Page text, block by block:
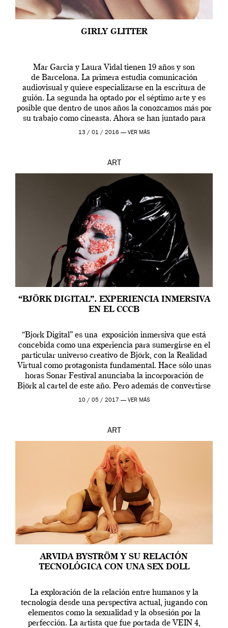
GIRLY GLITTER
Mar Garcia y Laura Vidal tienen 19 años y son
de Barcelona. La primera estudia comunicación
audiovisual y quiere especializarse en la escritura de
guión. La segunda ha optado por el séptimo arte y es
posible que dentro de unos años la conozcamos más por
su trabajo como cineasta. Ahora se han juntado para
contarnos una […]
13 / 01 / 2016 — VER MÁS
ART
“BJÖRK DIGITAL”. EXPERIENCIA INMERSIVA
EN EL CCCB
“Bjork Digital” es una exposición inmersiva que está
concebida como una experiencia para sumergirse en el
particular universo creativo de Björk, con la Realidad
Virtual como protagonista fundamental. Hace sólo unas
horas Sonar Festival anunciaba la incorporación de
Björk al cartel de este año. Pero además de convertirse
en una de las actuaciones más relevantes […]
10 / 05 / 2017 — VER MÁS
ART
ARVIDA BYSTRÖM Y SU RELACIÓN
TECNOLÓGICA CON UNA SEX DOLL
La exploración de la relación entre humanos y la
tecnología desde una perspectiva actual, jugando con
elementos como la sexualidad y la obsesión por la
perfección. La artista que fue portada de VEIN 4,